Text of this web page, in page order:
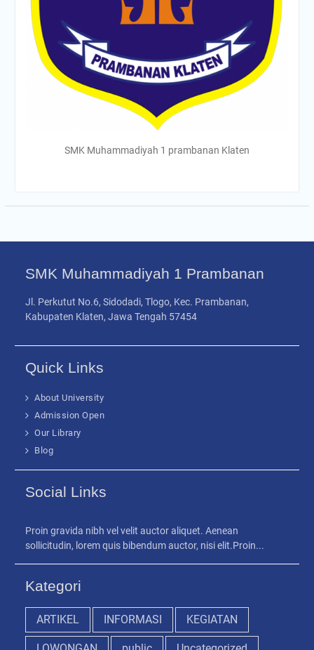
SMK Muhammadiyah 1 prambanan Klaten
SMK Muhammadiyah 1 Prambanan
Jl. Perkutut No.6, Sidodadi, Tlogo, Kec. Prambanan,
Kabupaten Klaten, Jawa Tengah 57454
Quick Links
About University
Admission Open
Our Library
Blog
Social Links
Proin gravida nibh vel velit auctor aliquet. Aenean
sollicitudin, lorem quis bibendum auctor, nisi elit.Proin...
Kategori
ARTIKEL INFORMASI KEGIATAN